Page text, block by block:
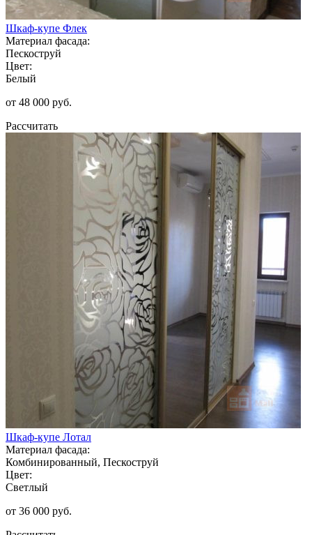
Шкаф-купе Флек
Материал фасада:
Пескоструй
Цвет:
Белый
от 48 000 руб.
Рассчитать
Шкаф-купе Лотал
Материал фасада:
Комбинированный, Пескоструй
Цвет:
Светлый
от 36 000 руб.